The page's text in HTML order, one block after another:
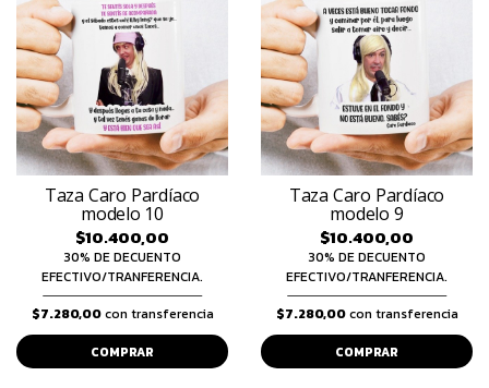
Taza Caro Pardíaco
modelo 10
$10.400,00
30% DE DECUENTO
EFECTIVO/TRANFERENCIA.
$7.280,00con transferencia
COMPRAR
Taza Caro Pardíaco
modelo 9
$10.400,00
30% DE DECUENTO
EFECTIVO/TRANFERENCIA.
$7.280,00con transferencia
COMPRAR